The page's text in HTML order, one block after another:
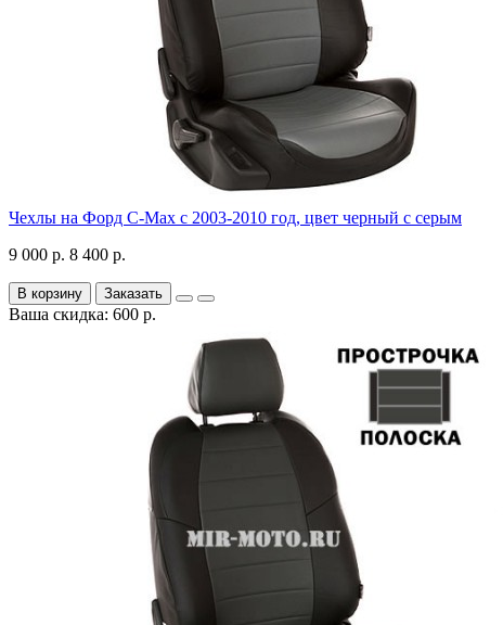
Чехлы на Форд C-Max с 2003-2010 год, цвет черный с серым
9 000 р. 8 400 р.
В корзину Заказать
Ваша скидка: 600 р.